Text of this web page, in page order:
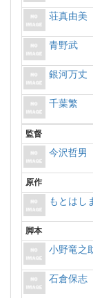
荘真由美
青野武
銀河万丈
千葉繁
監督
今沢哲男
原作
もとはし
脚本
小野竜之
石倉保志